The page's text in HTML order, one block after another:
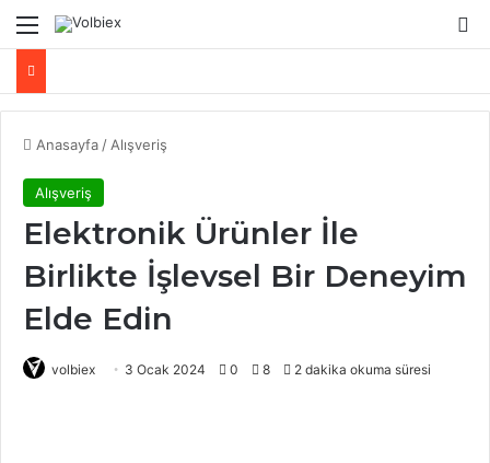
Menü
Anasayfa / Alışveriş
Alışveriş
Elektronik Ürünler İle
Birlikte İşlevsel Bir Deneyim
Elde Edin
volbiex 3 Ocak 2024 0 8 2 dakika okuma süresi